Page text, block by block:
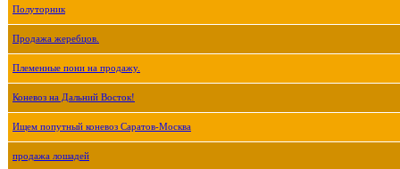
Полуторник
Продажа жеребцов.
Племенные пони на продажу.
Коневоз на Дальний Восток!
Ищем попутный коневоз Саратов-Москва
продажа лошадей